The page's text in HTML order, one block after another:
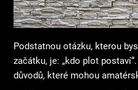
Podstatnou otázku, kterou
začátku, je: „kdo plot
důvodů, které mohou